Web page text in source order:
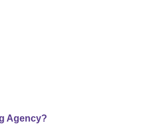
Agency?